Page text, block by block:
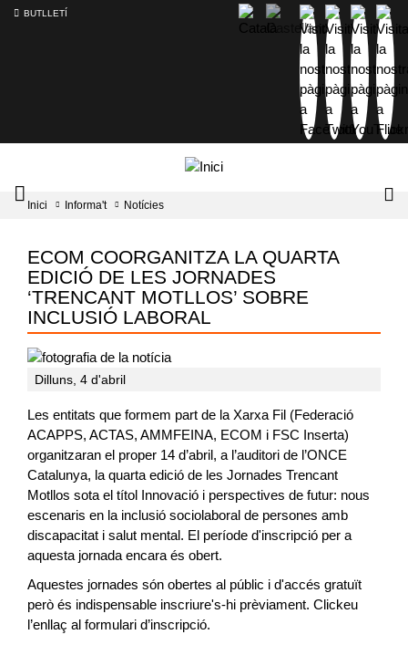
BUTLLETÍ
Mobile
menu
Inici Informa't Notícies
ECOM COORGANITZA LA QUARTA
EDICIÓ DE LES JORNADES
‘TRENCANT MOTLLOS’ SOBRE
INCLUSIÓ LABORAL
Dilluns, 4 d'abril
Les entitats que formem part de la Xarxa Fil (Federació
ACAPPS, ACTAS, AMMFEINA, ECOM i FSC Inserta)
organitzaran el proper 14 d’abril, a l’auditori de l’ONCE
Catalunya, la quarta edició de les Jornades Trencant
Motllos sota el títol Innovació i perspectives de futur: nous
escenaris en la inclusió sociolaboral de persones amb
discapacitat i salut mental. El període d'inscripció per a
aquesta jornada encara és obert.
Aquestes jornades són obertes al públic i d'accés gratuït
però és indispensable inscriure's-hi prèviament. Clickeu
l’enllaç al formulari d’inscripció.